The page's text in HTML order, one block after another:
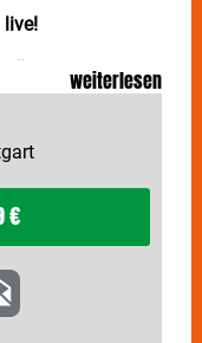
live!
- DAS
27. Dezember
Original-
neunmal
Vergiss
auf eine
weiterlesen
€